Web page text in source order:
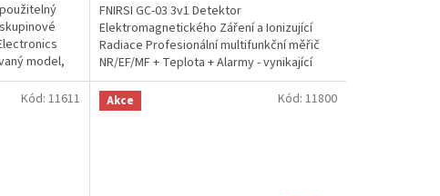
model,
z
5
hvězdiček.
FNIRSI GC-03 3v1 Detektor
Elektromagnetického Záření a Ionizující
Radiace Profesionální multifunkční měřič
NR/EF/MF + Teplota + Alarmy - vynikající
citlivost, předčí svého...
Kód: 11611 Akce Kód: 11800